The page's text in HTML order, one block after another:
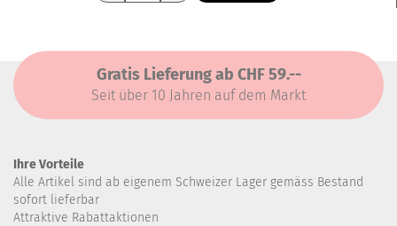
Gratis Lieferung ab CHF 59.--
Seit über 10 Jahren auf dem Markt
Ihre Vorteile
Alle Artikel sind ab eigenem Schweizer Lager gemäss Bestand
sofort lieferbar
Attraktive Rabattaktionen